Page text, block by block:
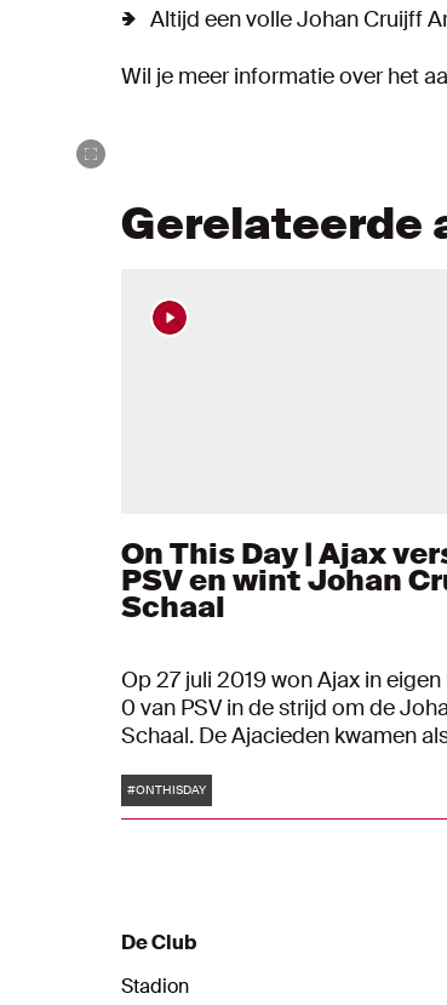
Altijd een volle Johan Cruijff
Wil je meer informatie over het
Gerelateerde
On This Day | Ajax
PSV en wint Johan
Schaal
Op 27 juli 2019 won Ajax in
0 van PSV in de strijd om de
Schaal. De Ajacieden kwamen
tweede helft zette Daley Blind
van net buiten de zestien de
Tags
#ONTHISDAY
De Club
Stadion